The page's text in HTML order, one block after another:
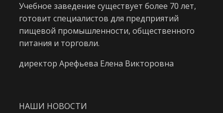
Учебное заведение существует более 70 лет,
готовит специалистов для предприятий
пищевой промышленности, общественного
питания и торговли.
директор Арефьева Елена Викторовна
НАШИ НОВОСТИ